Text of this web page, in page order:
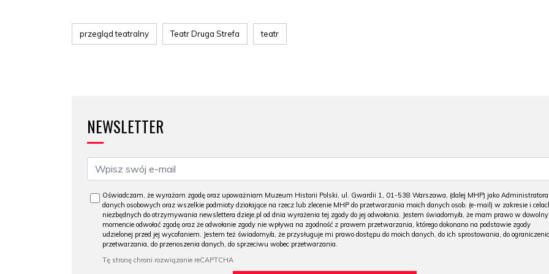
przegląd teatralny Teatr Druga Strefa teatr
NEWSLETTER
Oświadczam, że wyrażam zgodę oraz upoważniam Muzeum Historii Polski, ul. Gwardii 1, 01-538 Warszawa, (dalej MHP) jako Administratora
danych osobowych oraz wszelkie podmioty działające na rzecz lub zlecenie MHP do przetwarzania moich danych osob. (e-mail) w zakresie i
niezbędnych do otrzymywania newslettera dzieje.pl od dnia wyrażenia tej zgody do jej odwołania. Jestem świadomy/a, że mam prawo w
momencie odwołać zgodę oraz że odwołanie zgody nie wpływa na zgodność z prawem przetwarzania, którego dokonano na podstawie zgody
udzielonej przed jej wycofaniem. Jestem też świadomy/a, że przysługuje mi prawo dostępu do moich danych, do ich sprostowania, do ograniczenia
przetwarzania, do przenoszenia danych, do sprzeciwu wobec przetwarzania.